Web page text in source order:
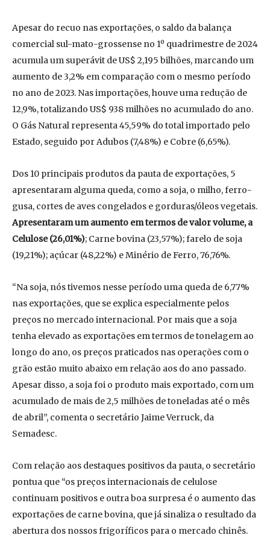
Apesar do recuo nas exportações, o saldo da balança
comercial sul-mato-grossense no 1º quadrimestre de 2024
acumula um superávit de US$ 2,195 bilhões, marcando um
aumento de 3,2% em comparação com o mesmo período
no ano de 2023. Nas importações, houve uma redução de
12,9%, totalizando US$ 938 milhões no acumulado do ano.
O Gás Natural representa 45,59% do total importado pelo
Estado, seguido por Adubos (7,48%) e Cobre (6,65%).
Dos 10 principais produtos da pauta de exportações, 5
apresentaram alguma queda, como a soja, o milho, ferro-
gusa, cortes de aves congelados e gorduras/óleos vegetais.
Apresentaram um aumento em termos de valor volume, a
Celulose (26,01%); Carne bovina (23,57%); farelo de soja
(19,21%); açúcar (48,22%) e Minério de Ferro, 76,76%.
“Na soja, nós tivemos nesse período uma queda de 6,77%
nas exportações, que se explica especialmente pelos
preços no mercado internacional. Por mais que a soja
tenha elevado as exportações em termos de tonelagem ao
longo do ano, os preços praticados nas operações com o
grão estão muito abaixo em relação aos do ano passado.
Apesar disso, a soja foi o produto mais exportado, com um
acumulado de mais de 2,5 milhões de toneladas até o mês
de abril”, comenta o secretário Jaime Verruck, da
Semadesc.
Com relação aos destaques positivos da pauta, o secretário
pontua que “os preços internacionais de celulose
continuam positivos e outra boa surpresa é o aumento das
exportações de carne bovina, que já sinaliza o resultado da
abertura dos nossos frigoríficos para o mercado chinês.